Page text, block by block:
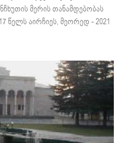
მერის თანამდებობას
წელს აირჩიეს, მეორედ - 2021